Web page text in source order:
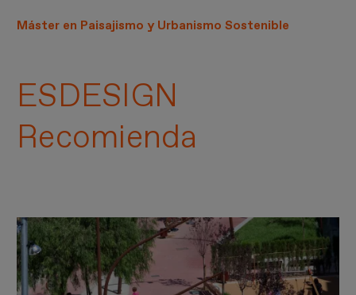
Máster en Paisajismo y Urbanismo Sostenible
ESDESIGN
Recomienda